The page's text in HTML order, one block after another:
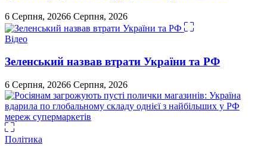
6 Серпня, 20266 Серпня, 2026
Відео
Зеленський назвав втрати України та РФ
6 Серпня, 20266 Серпня, 2026
Політика